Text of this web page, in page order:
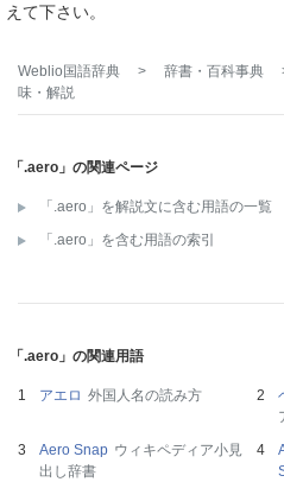
えて下さい。
Weblio国語辞典 > 辞書・百科事典
味・解説
「.aero」の関連ページ
「.aero」を解説文に含む用語の一覧
「.aero」を含む用語の索引
「.aero」の関連用語
アエロ 外国人名の読み方
Aero Snap ウィキペディア小見
出し辞書